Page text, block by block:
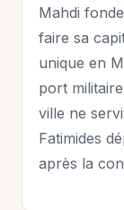
Mahdi
faire sa
unique en
port
ville ne
Fatimides
après la